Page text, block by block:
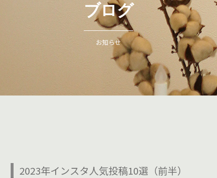
ブログ
お知らせ
2023年インスタ人気投稿10選（前半）